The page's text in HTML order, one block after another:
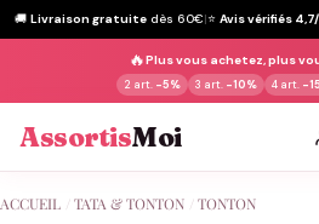
🚚 Livraison gratuite dès 60€|⭐ Avis vérifiés
🔥Plus vous achetez, plus
2 art. -5% 3 art. -10% 4 art. -
AssortisMoi
au
ACCUEIL TATA & TONTON TONTON